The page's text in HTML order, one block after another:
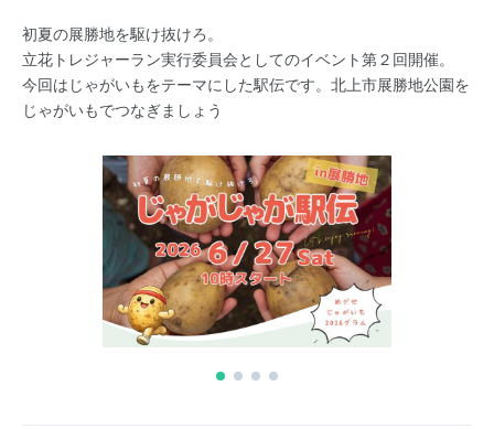
初夏の展勝地を駆け抜けろ。
立花トレジャーラン実行委員会としてのイベント第２回開催。
今回はじゃがいもをテーマにした駅伝です。北上市展勝地公園を
じゃがいもでつなぎましょう